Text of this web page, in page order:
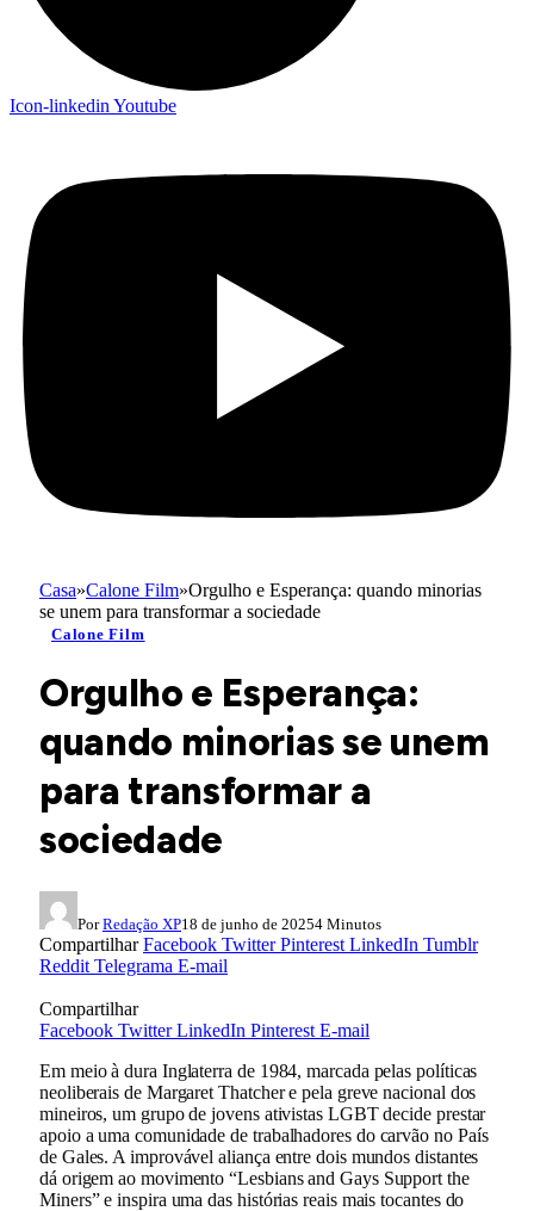
Icon-linkedin Youtube
Casa»Calone Film»Orgulho e Esperança: quando minorias
se unem para transformar a sociedade
Calone Film
Orgulho e Esperança:
quando minorias se unem
para transformar a
sociedade
Por Redação XP18 de junho de 20254 Minutos
CompartilharFacebook Twitter Pinterest LinkedIn Tumblr
Reddit Telegrama E-mail
Compartilhar
Facebook Twitter LinkedIn Pinterest E-mail
Em meio à dura Inglaterra de 1984, marcada pelas políticas
neoliberais de Margaret Thatcher e pela greve nacional dos
mineiros, um grupo de jovens ativistas LGBT decide prestar
apoio a uma comunidade de trabalhadores do carvão no País
de Gales. A improvável aliança entre dois mundos distantes
dá origem ao movimento “Lesbians and Gays Support the
Miners” e inspira uma das histórias reais mais tocantes do